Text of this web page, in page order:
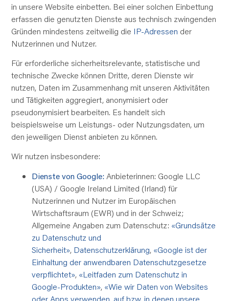
in unsere Website einbetten. Bei einer solchen Einbettung
erfassen die genutzten Dienste aus technisch zwingenden
Gründen mindestens zeitweilig die IP-Adressen der
Nutzerinnen und Nutzer.
Für erforderliche sicherheitsrelevante, statistische und
technische Zwecke können Dritte, deren Dienste wir
nutzen, Daten im Zusammenhang mit unseren Aktivitäten
und Tätigkeiten aggregiert, anonymisiert oder
pseudonymisiert bearbeiten. Es handelt sich
beispielsweise um Leistungs- oder Nutzungsdaten, um
den jeweiligen Dienst anbieten zu können.
Wir nutzen insbesondere:
Dienste von Google: Anbieterinnen: Google LLC
(USA) / Google Ireland Limited (Irland) für
Nutzerinnen und Nutzer im Europäischen
Wirtschaftsraum (EWR) und in der Schweiz;
Allgemeine Angaben zum Datenschutz: «Grundsätze
zu Datenschutz und
Sicherheit», Datenschutzerklärung, «Google ist der
Einhaltung der anwendbaren Datenschutzgesetze
verpflichtet», «Leitfaden zum Datenschutz in
Google-Produkten», «Wie wir Daten von Websites
oder Apps verwenden, auf bzw. in denen unsere